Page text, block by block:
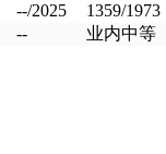
--/2025
1359/1973
--
业内中等